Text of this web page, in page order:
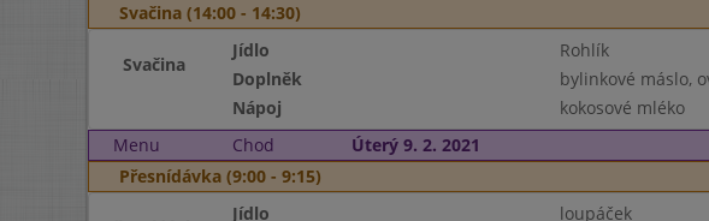
Svačina (14:00 - 14:30)
Svačina
Jídlo Rohlík
Doplněk
bylinkové máslo,
Nápoj
kokosové mléko
Menu
Chod Úterý 9. 2. 2021
Přesnídávka (9:00 - 9:15)
Jídlo loupáček